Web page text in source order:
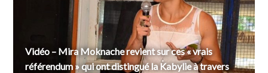
Vidéo – Mira Moknache revient sur ces « vrais
référendum » qui ont distingué la Kabylie à travers